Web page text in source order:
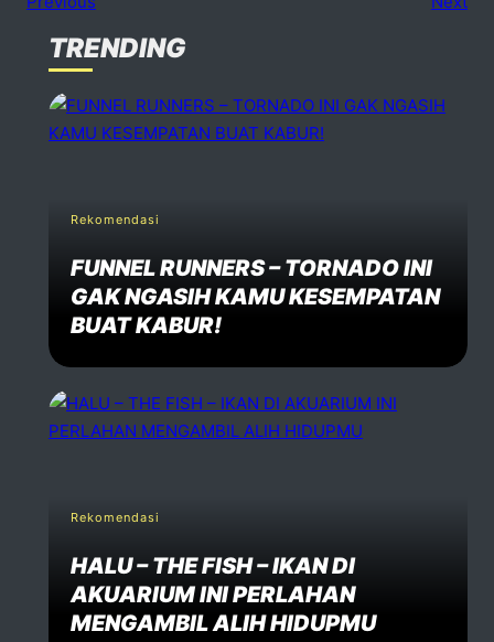
No comments
Your email address will not be published. Required fiels
Name *
Email *
Website
Comment *
TRENDING
Rekomendasi
FUNNEL RUNNERS – TORNADO INI
GAK NGASIH KAMU KESEMPATAN
BUAT KABUR!
Rekomendasi
HALU – THE FISH – IKAN DI
AKUARIUM INI PERLAHAN
MENGAMBIL ALIH HIDUPMU